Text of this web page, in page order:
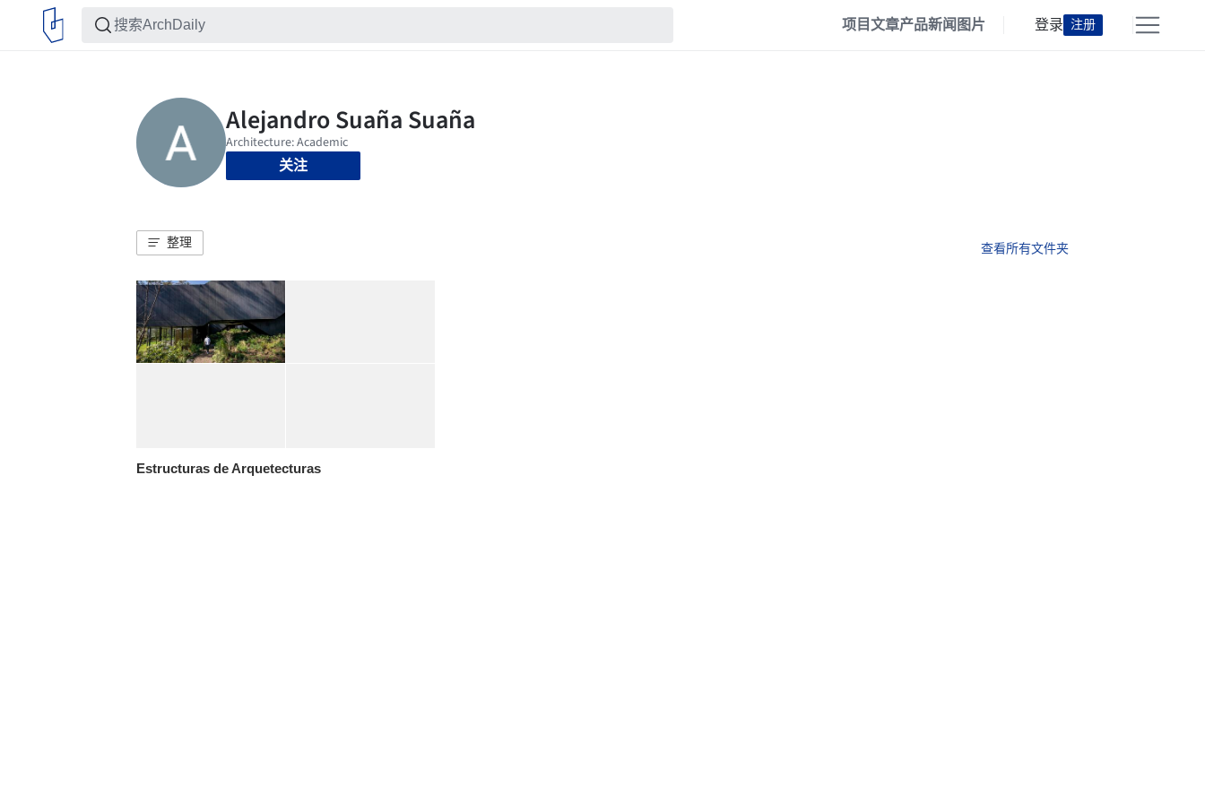
项目文章产品新闻 图片 登录 注册
关注
整理 查看所有文件夹
Estructuras de Arquetecturas